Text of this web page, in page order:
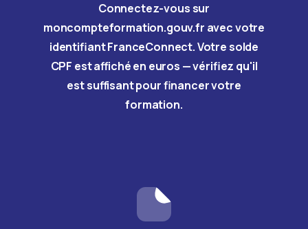
Connectez-vous sur
moncompteformation.gouv.fr avec votre
identifiant FranceConnect. Votre solde
CPF est affiché en euros — vérifiez qu'il
est suffisant pour financer votre
formation.